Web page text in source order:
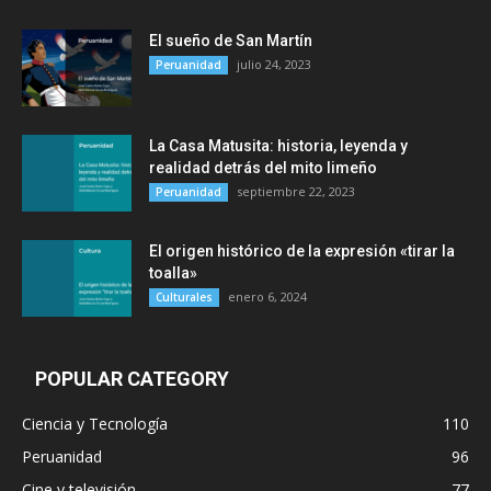
El sueño de San Martín
Peruanidad julio 24, 2023
La Casa Matusita: historia, leyenda y
realidad detrás del mito limeño
Peruanidad septiembre 22, 2023
El origen histórico de la expresión «tirar la
toalla»
Culturales enero 6, 2024
POPULAR CATEGORY
Ciencia y Tecnología
110
Peruanidad
96